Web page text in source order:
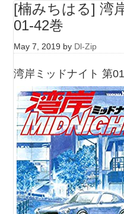
[楠みちはる] 湾
01-42巻
May 7, 2019 by Dl-Zip
湾岸ミッドナイト 第